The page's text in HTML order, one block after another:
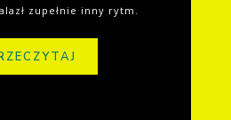
zupełnie inny rytm.